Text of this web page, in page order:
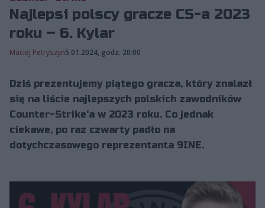
Najlepsi polscy gracze CS-a 2023
roku – 6. Kylar
Maciej Petryszyn5.01.2024, godz. 20:00
Dziś prezentujemy piątego gracza, który znalazł
się na liście najlepszych polskich zawodników
Counter-Strike'a w 2023 roku. Co jednak
ciekawe, po raz czwarty padło na
dotychczasowego reprezentanta 9INE.